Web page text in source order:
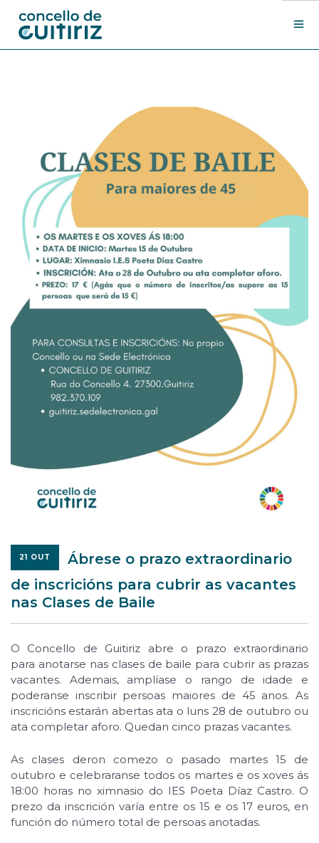
Sede electrónica
Search Site
21 OUT
Ábrese o prazo extraordinario
de inscricións para cubrir as vacantes
nas Clases de Baile
O Concello de Guitiriz abre o prazo extraordinario
para anotarse nas clases de baile para cubrir as prazas
vacantes. Ademais, amplíase o rango de idade e
poderanse inscribir persoas maiores de 45 anos. As
inscricións estarán abertas ata o luns 28 de outubro ou
ata completar aforo. Quedan cinco prazas vacantes.
As clases deron comezo o pasado martes 15 de
outubro e celebraranse todos os martes e os xoves ás
18:00 horas no ximnasio do IES Poeta Díaz Castro. O
prezo da inscrición varía entre os 15 e os 17 euros, en
función do número total de persoas anotadas.